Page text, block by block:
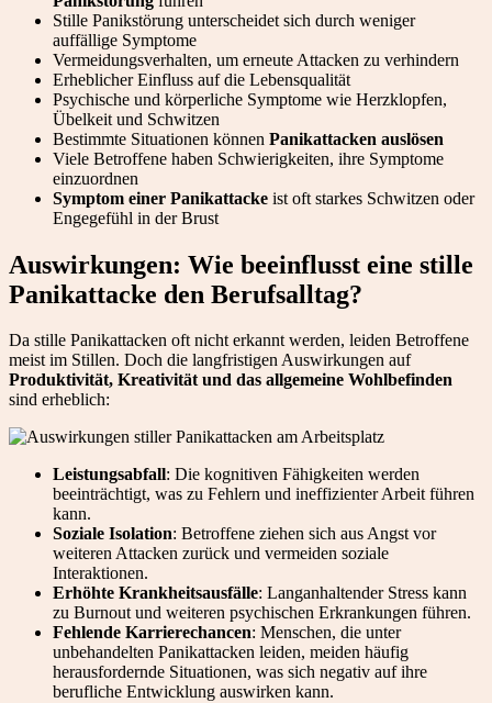
Stille Panikstörung unterscheidet sich durch weniger
auffällige Symptome
Vermeidungsverhalten, um erneute Attacken zu verhindern
Erheblicher Einfluss auf die Lebensqualität
Psychische und körperliche Symptome wie Herzklopfen,
Übelkeit und Schwitzen
Bestimmte Situationen können Panikattacken auslösen
Viele Betroffene haben Schwierigkeiten, ihre Symptome
einzuordnen
Symptom einer Panikattacke ist oft starkes Schwitzen oder
Engegefühl in der Brust
Auswirkungen: Wie beeinflusst eine stille
Panikattacke den Berufsalltag?
Da stille Panikattacken oft nicht erkannt werden, leiden Betroffene
meist im Stillen. Doch die langfristigen Auswirkungen auf
Produktivität, Kreativität und das allgemeine Wohlbefinden
sind erheblich:
Leistungsabfall: Die kognitiven Fähigkeiten werden
beeinträchtigt, was zu Fehlern und ineffizienter Arbeit führen
kann.
Soziale Isolation: Betroffene ziehen sich aus Angst vor
weiteren Attacken zurück und vermeiden soziale
Interaktionen.
Erhöhte Krankheitsausfälle: Langanhaltender Stress kann
zu Burnout und weiteren psychischen Erkrankungen führen.
Fehlende Karrierechancen: Menschen, die unter
unbehandelten Panikattacken leiden, meiden häufig
herausfordernde Situationen, was sich negativ auf ihre
berufliche Entwicklung auswirken kann.